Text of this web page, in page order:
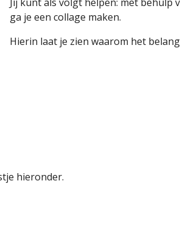
ga je een collage maken.
Hierin laat je zien waarom het
hieronder.